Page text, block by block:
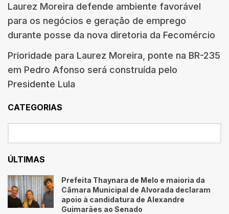
Laurez Moreira defende ambiente favorável
para os negócios e geração de emprego
durante posse da nova diretoria da Fecomércio
Prioridade para Laurez Moreira, ponte na BR-235
em Pedro Afonso será construída pelo
Presidente Lula
CATEGORIAS
ÚLTIMAS
Prefeita Thaynara de Melo e maioria da
Câmara Municipal de Alvorada declaram
apoio à candidatura de Alexandre
Guimarães ao Senado